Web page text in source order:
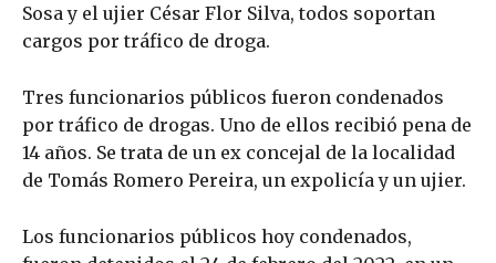
Sosa y el ujier César Flor Silva, todos soportan
cargos por tráfico de droga.
Tres funcionarios públicos fueron condenados
por tráfico de drogas. Uno de ellos recibió pena de
14 años. Se trata de un ex concejal de la localidad
de Tomás Romero Pereira, un expolicía y un ujier.
Los funcionarios públicos hoy condenados,